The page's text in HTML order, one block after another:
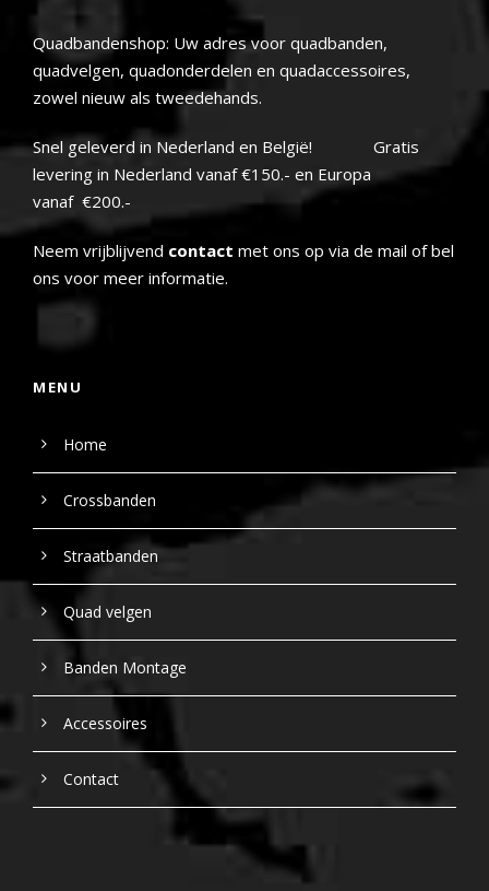
Quadbandenshop: Uw adres voor quadbanden,
quadvelgen, quadonderdelen en quadaccessoires,
zowel nieuw als tweedehands.
Snel geleverd in Nederland en België! Gratis
levering in Nederland vanaf €150.- en Europa
vanaf €200.-
Neem vrijblijvend contact met ons op via de mail of bel
ons voor meer informatie.
MENU
Home
Crossbanden
Straatbanden
Quad velgen
Banden Montage
Accessoires
Contact